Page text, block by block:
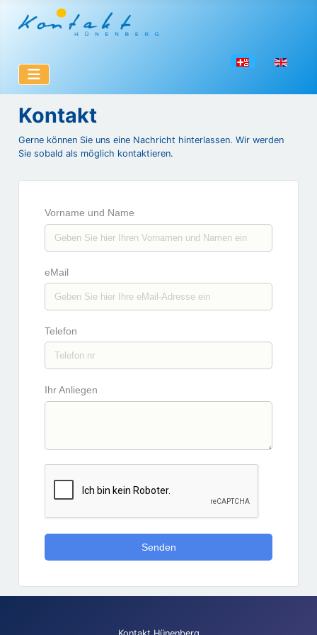
Sprache auswählen
Kontakt
Gerne können Sie uns eine Nachricht hinterlassen. Wir werden
Sie sobald als möglich kontaktieren.
Vorname und Name
eMail
Telefon
Ihr Anliegen
Senden